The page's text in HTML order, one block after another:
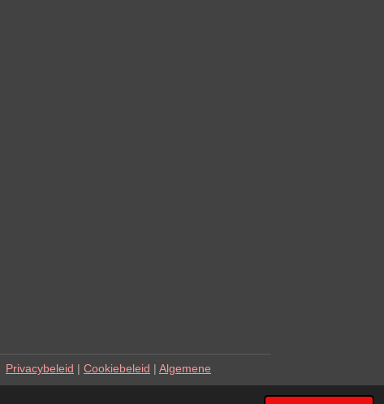
Privacybeleid | Cookiebeleid | Algemene